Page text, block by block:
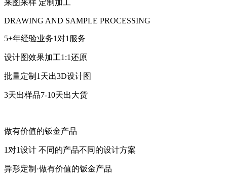
来图来样 定制加工
DRAWING AND SAMPLE PROCESSING
5+年经验业务1对1服务
设计图效果加工1:1还原
批量定制1天出3D设计图
3天出样品7-10天出大货
做有价值的钣金产品
1对1设计 不同的产品不同的设计方案
异形定制·做有价值的钣金产品